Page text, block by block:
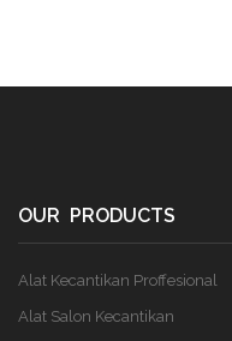
OUR PRODUCTS
Alat Kecantikan Proffesional
Alat Salon Kecantikan